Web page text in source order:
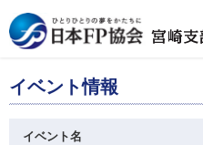
イベント情報
イベント名